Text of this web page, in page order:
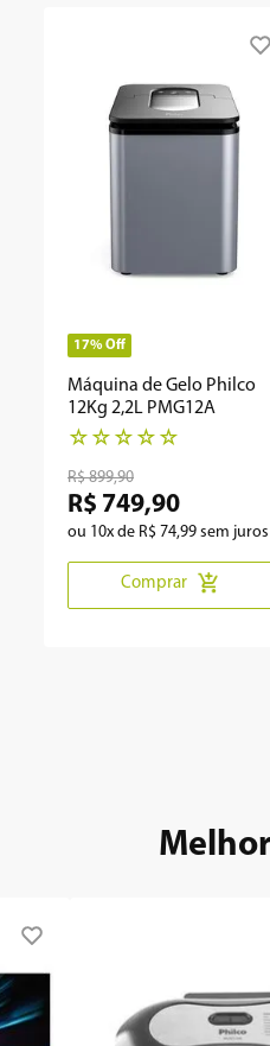
17%Off
Máquina de Gelo Philco
12Kg 2,2L PMG12A
☆ ☆ ☆ ☆ ☆
R$ 899,90
R$ 749,90
ou 10x de R$ 74,99 sem juros
Comprar